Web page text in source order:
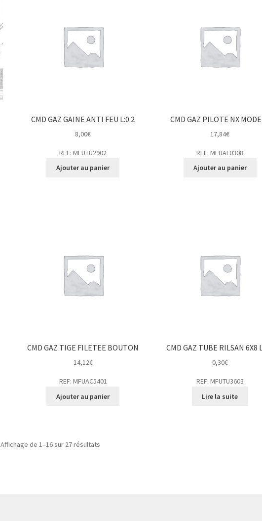
CMD GAZ GAINE ANTI FEU L:0.2
8,00€
REF: MFUTU2902
Ajouter au panier
CMD GAZ PILOTE NX
17,84€
REF: MFUAL0308
Ajouter au panier
CMD GAZ TIGE FILETEE BOUTON
14,12€
REF: MFUAC5401
Ajouter au panier
CMD GAZ TUBE RILSAN 6X8
0,30€
REF: MFUTU3603
Lire la suite
Affichage de 1–16 sur 27 résultats